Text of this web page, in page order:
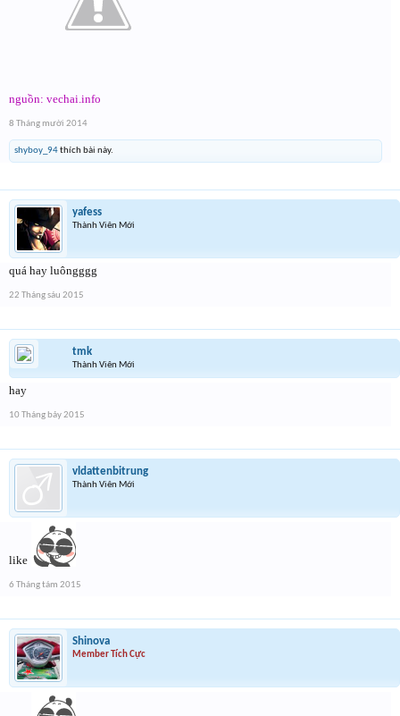
nguồn: vechai.info
8 Tháng mười 2014
shyboy_94thích bài này.
yafess
Thành Viên Mới
quá hay luôngggg
22 Tháng sáu 2015
tmk
Thành Viên Mới
hay
10 Tháng bảy 2015
vldattenbitrung
Thành Viên Mới
like
6 Tháng tám 2015
Shinova
Member Tích Cực